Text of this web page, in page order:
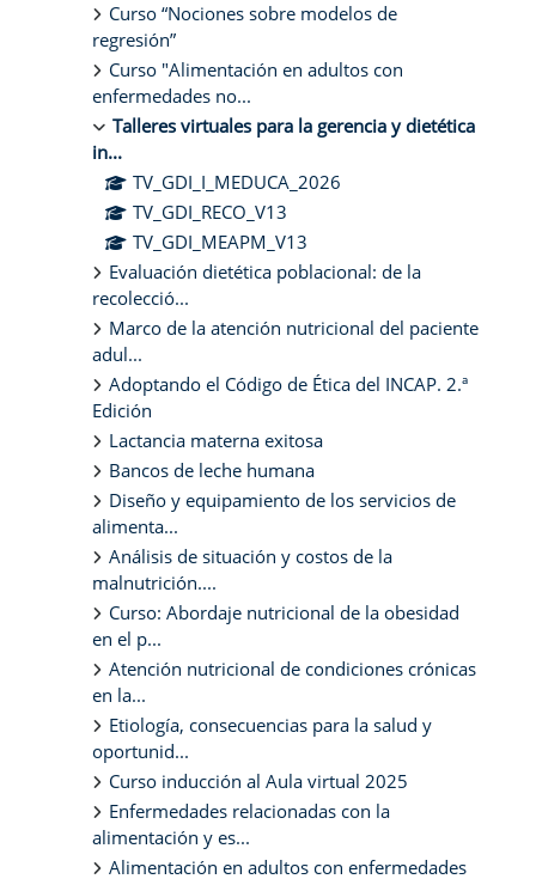
Curso “Nociones sobre modelos de
regresión”
Curso "Alimentación en adultos con
enfermedades no...
Talleres virtuales para la gerencia y dietética
in...
TV_GDI_I_MEDUCA_2026
TV_GDI_RECO_V13
TV_GDI_MEAPM_V13
Evaluación dietética poblacional: de la
recolecció...
Marco de la atención nutricional del paciente
adul...
Adoptando el Código de Ética del INCAP. 2.ª
Edición
Lactancia materna exitosa
Bancos de leche humana
Diseño y equipamiento de los servicios de
alimenta...
Análisis de situación y costos de la
malnutrición....
Curso: Abordaje nutricional de la obesidad
en el p...
Atención nutricional de condiciones crónicas
en la...
Etiología, consecuencias para la salud y
oportunid...
Curso inducción al Aula virtual 2025
Enfermedades relacionadas con la
alimentación y es...
Alimentación en adultos con enfermedades